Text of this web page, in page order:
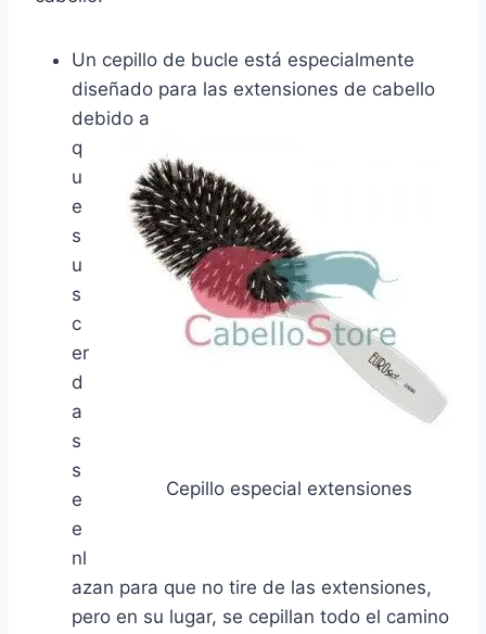
Un cepillo de bucle está especialmente
diseñado para las extensiones de cabello
debido a
Cepillo especial extensiones
q
u
e
s
u
s
c
er
d
a
s
s
e
e
nl
azan para que no tire de las extensiones,
pero en su lugar, se cepillan todo el camino